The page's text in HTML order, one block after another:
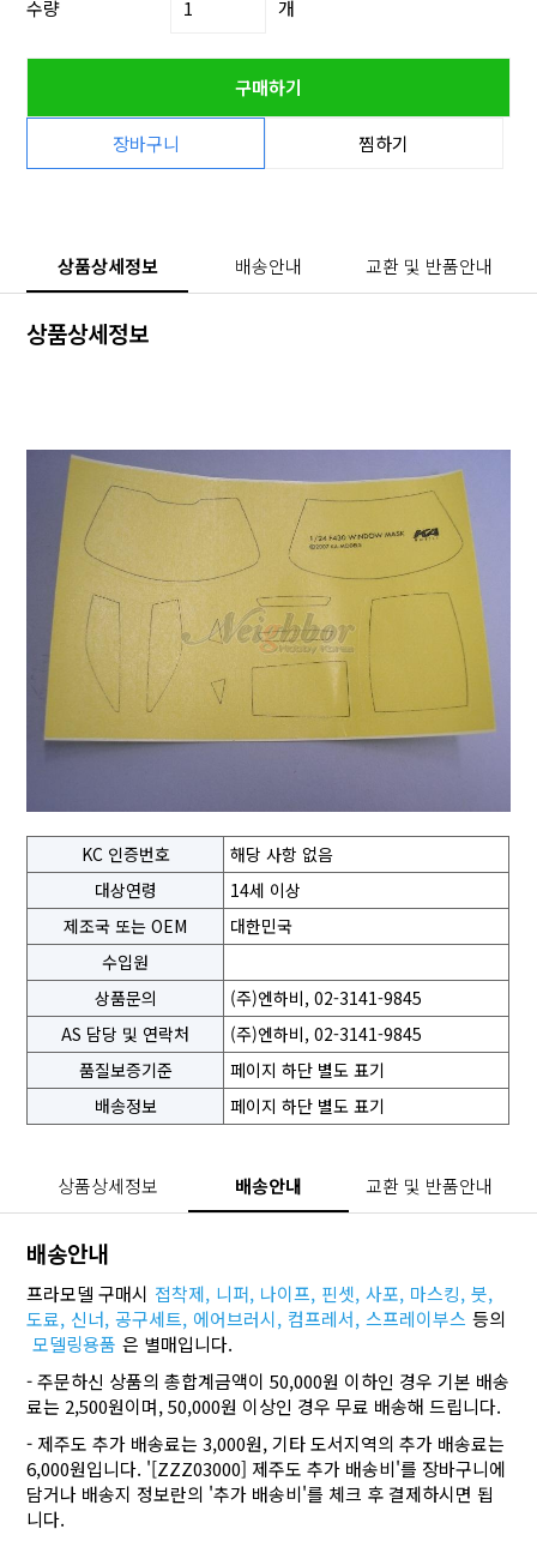
수량 개
구매하기
장바구니 찜하기
상품상세정보 배송안내 교환 및 반품안내
상품상세정보
KC 인증번호
해당 사항 없음
대상연령
14세 이상
제조국 또는 OEM
대한민국
수입원
상품문의
(주)엔하비, 02-3141-9845
AS 담당 및 연락처
(주)엔하비, 02-3141-9845
품질보증기준
페이지 하단 별도 표기
배송정보
페이지 하단 별도 표기
상품상세정보 배송안내 교환 및 반품안내
배송안내
프라모델 구매시 접착제, 니퍼, 나이프, 핀셋, 사포, 마스킹, 붓,
도료, 신너, 공구세트, 에어브러시, 컴프레서, 스프레이부스 등의
모델링용품 은 별매입니다.
- 주문하신 상품의 총합계금액이 50,000원 이하인 경우 기본 배송
료는 2,500원이며, 50,000원 이상인 경우 무료 배송해 드립니다.
- 제주도 추가 배송료는 3,000원, 기타 도서지역의 추가 배송료는
6,000원입니다. '[ZZZ03000] 제주도 추가 배송비'를 장바구니에
담거나 배송지 정보란의 '추가 배송비'를 체크 후 결제하시면 됩
니다.